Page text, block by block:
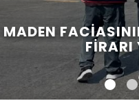
MADEN